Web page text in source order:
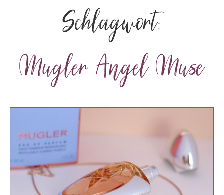
Schlagwort:
Mugler Angel Muse